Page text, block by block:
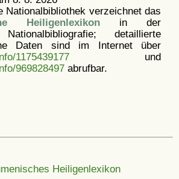
Nationalbibliothek verzeichnet das
Heiligenlexikonin der
detaillierte
Daten sind im Internet über
1175439177und
969828497abrufbar.
Heiligenlexikon